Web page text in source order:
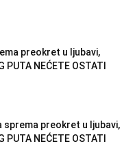
preokret u ljubavi,
NEĆETE OSTATI
sprema preokret u ljubavi,
NEĆETE OSTATI